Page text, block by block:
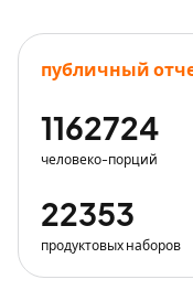
публичный
1162724
человеко-порций
22353
продуктовых наборов